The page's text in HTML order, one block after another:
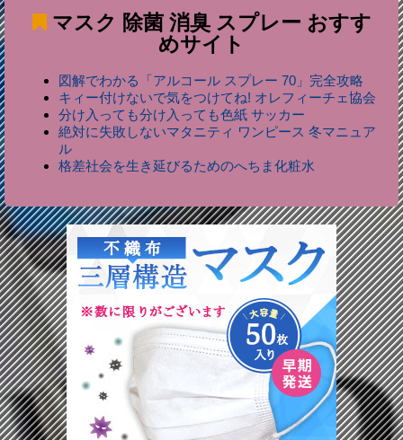
マスク 除菌 消臭 スプレー おすす
めサイト
図解でわかる「アルコール スプレー 70」完全攻略
キィー付けないで気をつけてね! オレフィーチェ協会
分け入っても分け入っても色紙 サッカー
絶対に失敗しないマタニティ ワンピース 冬マニュア
ル
格差社会を生き延びるためのへちま化粧水